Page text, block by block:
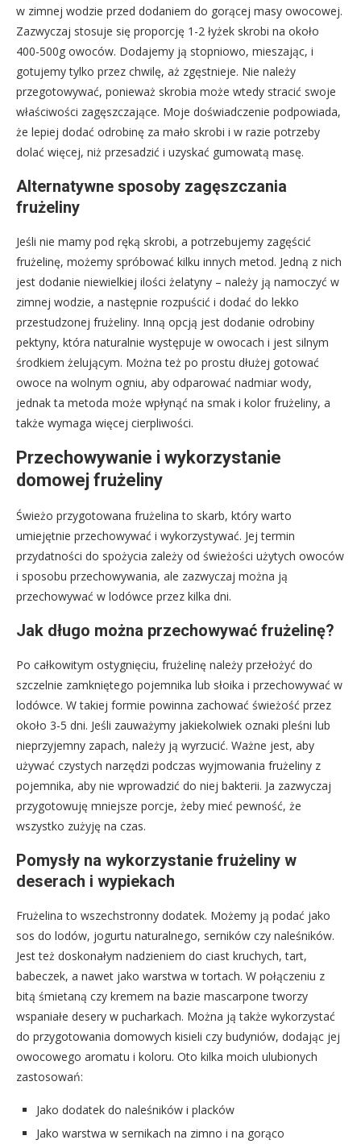
w zimnej wodzie przed dodaniem do gorącej masy owocowej.
Zazwyczaj stosuje się proporcję 1-2 łyżek skrobi na około
400-500g owoców. Dodajemy ją stopniowo, mieszając, i
gotujemy tylko przez chwilę, aż zgęstnieje. Nie należy
przegotowywać, ponieważ skrobia może wtedy stracić swoje
właściwości zagęszczające. Moje doświadczenie podpowiada,
że lepiej dodać odrobinę za mało skrobi i w razie potrzeby
dolać więcej, niż przesadzić i uzyskać gumowatą masę.
Alternatywne sposoby zagęszczania
frużeliny
Jeśli nie mamy pod ręką skrobi, a potrzebujemy zagęścić
frużelinę, możemy spróbować kilku innych metod. Jedną z nich
jest dodanie niewielkiej ilości żelatyny – należy ją namoczyć w
zimnej wodzie, a następnie rozpuścić i dodać do lekko
przestudzonej frużeliny. Inną opcją jest dodanie odrobiny
pektyny, która naturalnie występuje w owocach i jest silnym
środkiem żelującym. Można też po prostu dłużej gotować
owoce na wolnym ogniu, aby odparować nadmiar wody,
jednak ta metoda może wpłynąć na smak i kolor frużeliny, a
także wymaga więcej cierpliwości.
Przechowywanie i wykorzystanie
domowej frużeliny
Świeżo przygotowana frużelina to skarb, który warto
umiejętnie przechowywać i wykorzystywać. Jej termin
przydatności do spożycia zależy od świeżości użytych owoców
i sposobu przechowywania, ale zazwyczaj można ją
przechowywać w lodówce przez kilka dni.
Jak długo można przechowywać frużelinę?
Po całkowitym ostygnięciu, frużelinę należy przełożyć do
szczelnie zamkniętego pojemnika lub słoika i przechowywać w
lodówce. W takiej formie powinna zachować świeżość przez
około 3-5 dni. Jeśli zauważymy jakiekolwiek oznaki pleśni lub
nieprzyjemny zapach, należy ją wyrzucić. Ważne jest, aby
używać czystych narzędzi podczas wyjmowania frużeliny z
pojemnika, aby nie wprowadzić do niej bakterii. Ja zazwyczaj
przygotowuję mniejsze porcje, żeby mieć pewność, że
wszystko zużyję na czas.
Pomysły na wykorzystanie frużeliny w
deserach i wypiekach
Frużelina to wszechstronny dodatek. Możemy ją podać jako
sos do lodów, jogurtu naturalnego, serników czy naleśników.
Jest też doskonałym nadzieniem do ciast kruchych, tart,
babeczek, a nawet jako warstwa w tortach. W połączeniu z
bitą śmietaną czy kremem na bazie mascarpone tworzy
wspaniałe desery w pucharkach. Można ją także wykorzystać
do przygotowania domowych kisieli czy budyniów, dodając jej
owocowego aromatu i koloru. Oto kilka moich ulubionych
zastosowań:
Jako dodatek do naleśników i placków
Jako warstwa w sernikach na zimno i na gorąco